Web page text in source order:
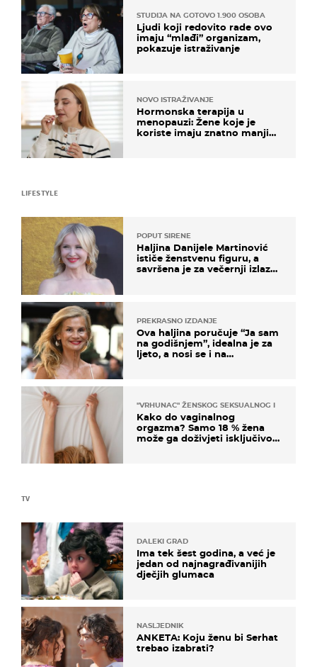
STUDIJA NA GOTOVO 1.900 OSOBA
Ljudi koji redovito rade ovo
imaju “mlađi” organizam,
pokazuje istraživanje
NOVO ISTRAŽIVANJE
Hormonska terapija u
menopauzi: Žene koje je
koriste imaju znatno manji
TV
DALEKI GRAD
Ima tek šest godina, a već je
jedan od najnagrađivanijih
dječjih glumaca
NASLJEDNIK
ANKETA: Koju ženu bi Serhat
trebao izabrati?
LIFESTYLE
POPUT SIRENE
Haljina Danijele Martinović
ističe ženstvenu figuru, a
savršena je za večernji izlazak
PREKRASNO IZDANJE
Ova haljina poručuje “Ja sam
na godišnjem”, idealna je za
ljeto, a nosi se i na
"VRHUNAC" ŽENSKOG SEKSUALNOG ISKUSTVA
Kako do vaginalnog
orgazma? Samo 18 % žena
može ga doživjeti isključivo